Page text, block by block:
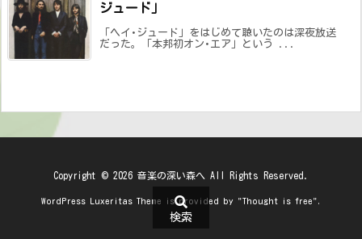
ジュード」
「ヘイ･ジュード」をはじめて聴いたのは深夜放送
だった。「本邦初オン･エア」という ...
Copyright © 2026 音楽の深い森へ All Rights Reserved.
WordPress Luxeritas Theme is provided by "Thought is free".
検索